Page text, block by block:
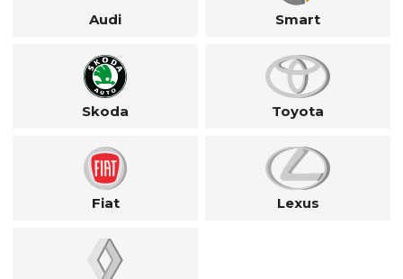
Audi Smart
Skoda Toyota
Fiat Lexus